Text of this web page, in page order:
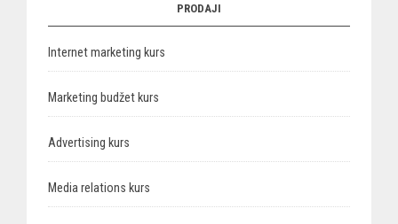
PRODAJI
Internet marketing kurs
Marketing budžet kurs
Advertising kurs
Media relations kurs